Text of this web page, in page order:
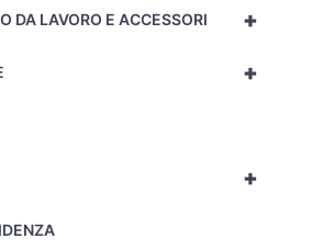
+
DA LAVORO E ACCESSORI
+
+